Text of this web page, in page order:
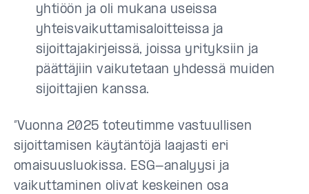
yhtiöön ja oli mukana useissa
yhteisvaikuttamisaloitteissa ja
sijoittajakirjeissä, joissa yrityksiin ja
päättäjiin vaikutetaan yhdessä muiden
sijoittajien kanssa.
”Vuonna 2025 toteutimme vastuullisen
sijoittamisen käytäntöjä laajasti eri
omaisuusluokissa. ESG-analyysi ja
vaikuttaminen olivat keskeinen osa